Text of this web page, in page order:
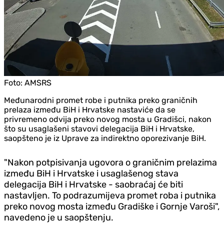
Foto: AMSRS
Međunarodni promet robe i putnika preko graničnih
prelaza između BiH i Hrvatske nastaviće da se
privremeno odvija preko novog mosta u Gradišci, nakon
što su usaglašeni stavovi delegacija BiH i Hrvatske,
saopšteno je iz Uprave za indirektno oporezivanje BiH.
"Nakon potpisivanja ugovora o graničnim prelazima
između BiH i Hrvatske i usaglašenog stava
delegacija BiH i Hrvatske - saobraćaj će biti
nastavljen. To podrazumijeva promet roba i putnika
preko novog mosta između Gradiške i Gornje Varoši",
navedeno je u saopštenju.